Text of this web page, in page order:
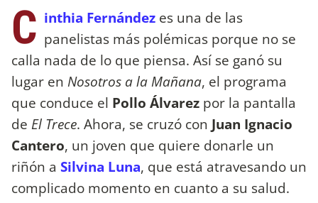
C inthia Fernández es una de las
panelistas más polémicas porque no se
calla nada de lo que piensa. Así se ganó su
lugar en Nosotros a la Mañana, el programa
que conduce el Pollo Álvarez por la pantalla
de El Trece. Ahora, se cruzó con Juan Ignacio
Cantero, un joven que quiere donarle un
riñón a Silvina Luna, que está atravesando un
complicado momento en cuanto a su salud.